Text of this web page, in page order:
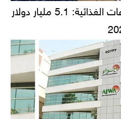
قفزة في صادرات الصناعات الغذائية: 5.1 مليار دولار